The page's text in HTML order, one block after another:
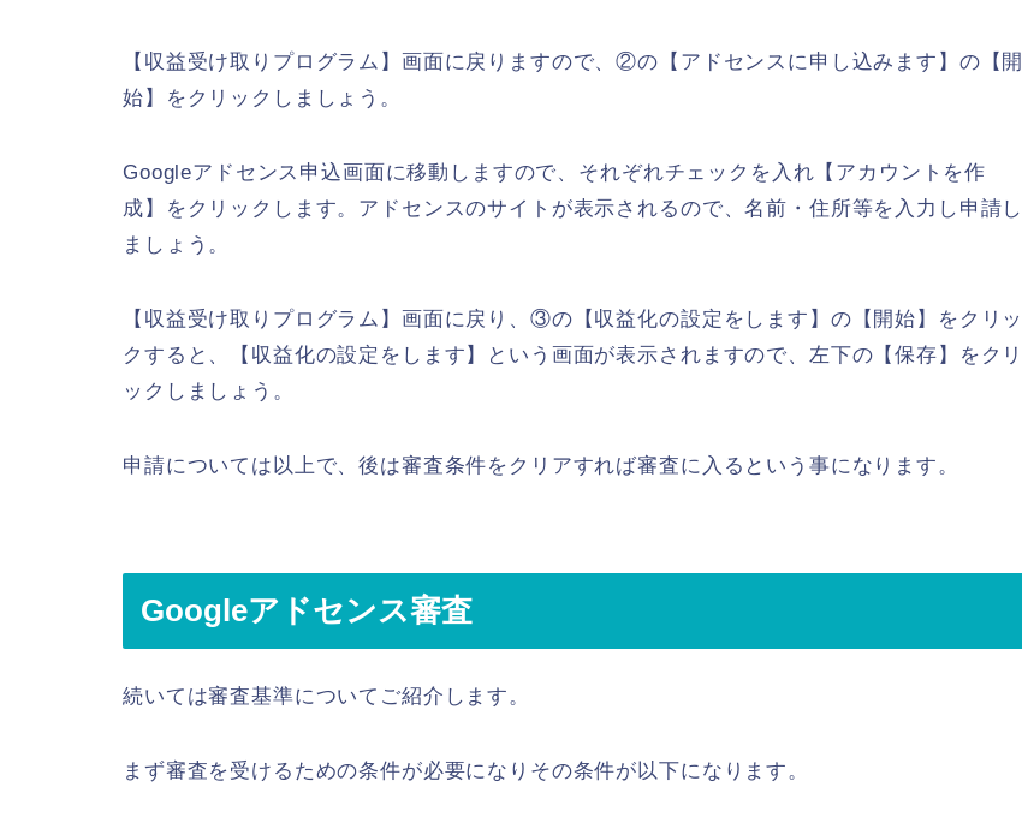
【収益受け取りプログラム】画面に戻りますので、②の【アドセンスに申し込みます】の【開
始】をクリックしましょう。
Googleアドセンス申込画面に移動しますので、それぞれチェックを入れ【アカウントを作
成】をクリックします。アドセンスのサイトが表示されるので、名前・住所等を入力し申請し
ましょう。
【収益受け取りプログラム】画面に戻り、③の【収益化の設定をします】の【開始】をクリッ
クすると、【収益化の設定をします】という画面が表示されますので、左下の【保存】をクリ
ックしましょう。
申請については以上で、後は審査条件をクリアすれば審査に入るという事になります。
Googleアドセンス審査
続いては審査基準についてご紹介します。
まず審査を受けるための条件が必要になりその条件が以下になります。